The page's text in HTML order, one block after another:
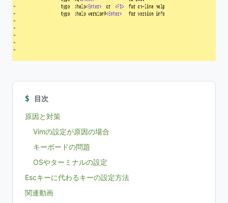
目次
原因と対策
Vimの設定が原因の場合
キーボードの問題
OSやターミナルの設定
Escキーに代わるキーの設定方法
関連動画